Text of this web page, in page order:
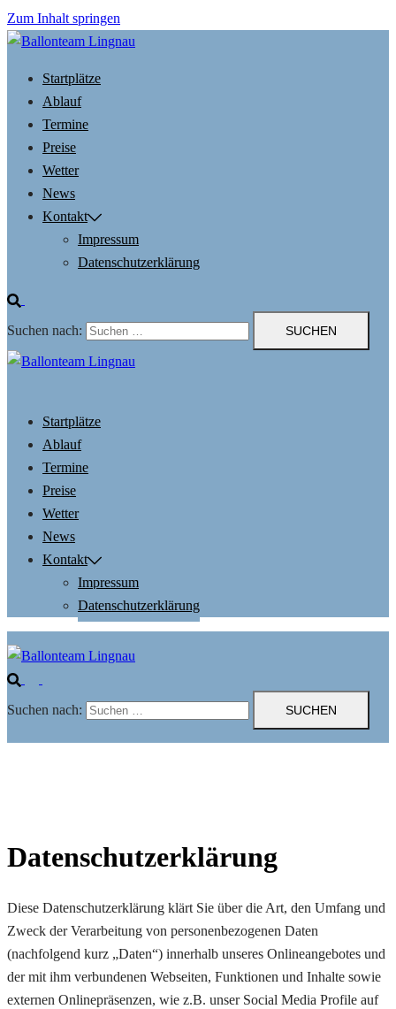
Zum Inhalt springen
Startplätze
Ablauf
Termine
Preise
Wetter
News
Kontakt
Impressum
Datenschutzerklärung
Suchen nach:
Startplätze
Ablauf
Termine
Preise
Wetter
News
Kontakt
Impressum
Datenschutzerklärung
Suchen nach:
Datenschutzerklärung
Diese Datenschutzerklärung klärt Sie über die Art, den Umfang und
Zweck der Verarbeitung von personenbezogenen Daten
(nachfolgend kurz „Daten“) innerhalb unseres Onlineangebotes und
der mit ihm verbundenen Webseiten, Funktionen und Inhalte sowie
externen Onlinepräsenzen, wie z.B. unser Social Media Profile auf